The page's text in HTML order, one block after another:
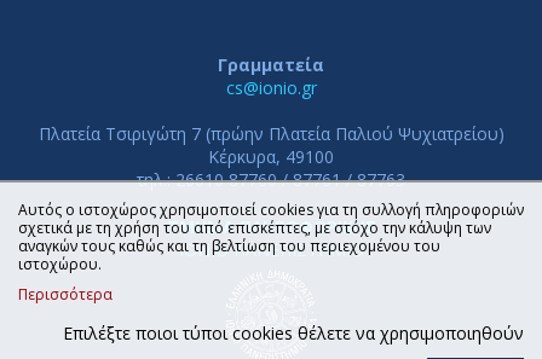
Γραμματεία
cs@ionio.gr
Πλατεία Τσιριγώτη 7 (πρώην Πλατεία Παλιού Ψυχιατρείου)
Κέρκυρα, 49100
τηλ.: 26610 87760 / 87761 / 87763
ΤΜΗΜΑ ΠΛΗΡΟΦΟΡΙΚΗΣ
ΙΟΝΙΟ ΠΑΝΕΠΙΣΤΗΜΙΟ
Αυτός ο ιστοχώρος χρησιμοποιεί cookies για τη συλλογή πληροφοριών
σχετικά με τη χρήση του από επισκέπτες, με στόχο την κάλυψη των
αναγκών τους καθώς και τη βελτίωση του περιεχομένου του
ιστοχώρου.
Περισσότερα
Επιλέξτε ποιοι τύποι cookies θέλετε να χρησιμοποιηθούν